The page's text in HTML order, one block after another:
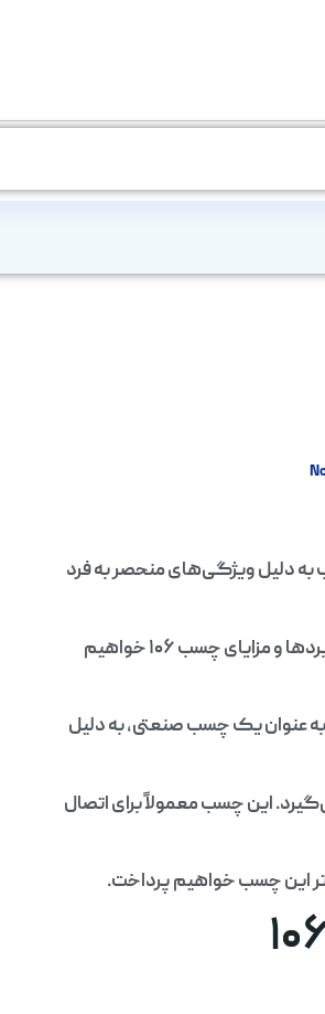
دلیل ویژگی‌های منحصر به فرد
جایگاه ویژه‌ای در بازار پیدا کند. در این مقاله، به بررسی ویژگی‌ها، کاربردها و مزایای چسب ۱۰۶ خواهیم
عنوان یک چسب صنعتی، به دلیل
این چسب معمولاً برای اتصال
این چسب خواهیم پرداخت.